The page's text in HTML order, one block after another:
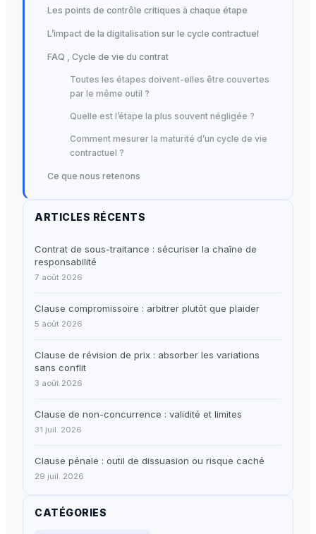
Les points de contrôle critiques à chaque étape
L’impact de la digitalisation sur le cycle contractuel
FAQ , Cycle de vie du contrat
Toutes les étapes doivent-elles être couvertes
par le même outil ?
Quelle est l’étape la plus souvent négligée ?
Comment mesurer la maturité d’un cycle de vie
contractuel ?
Ce que nous retenons
ARTICLES RÉCENTS
Contrat de sous-traitance : sécuriser la chaîne de
responsabilité
7 août 2026
Clause compromissoire : arbitrer plutôt que plaider
5 août 2026
Clause de révision de prix : absorber les variations
sans conflit
3 août 2026
Clause de non-concurrence : validité et limites
31 juil. 2026
Clause pénale : outil de dissuasion ou risque caché
29 juil. 2026
CATÉGORIES